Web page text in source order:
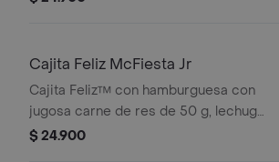
Moraah, papas pequeñas crujientes,
cascos de manzana y juguete a
elección o sujeto a disponibilidad.
Cajita Feliz McFiesta Jr
Cajita Feliz™ con hamburguesa con
jugosa carne de res de 50 g, lechuga
fresca, tomate, mayonesa cremosa y
$ 24.900